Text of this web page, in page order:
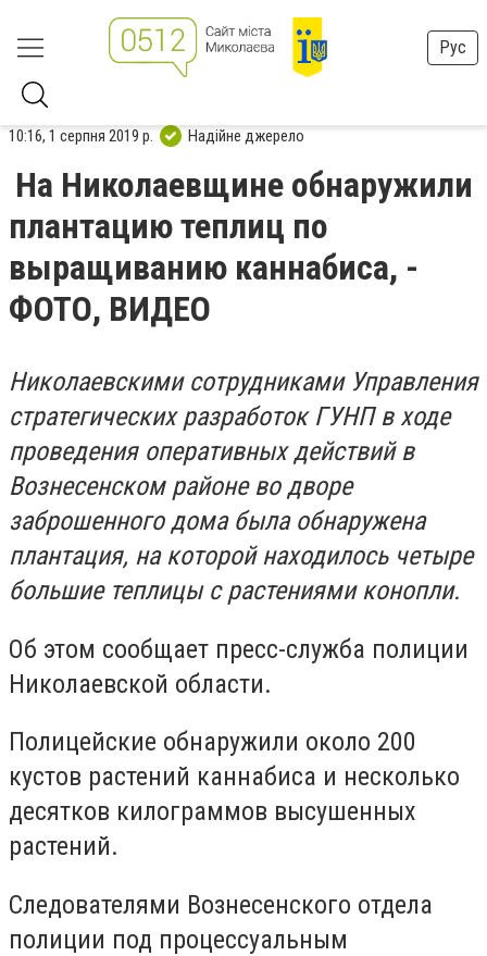
Рус
10:16, 1 серпня 2019 р. Надійне джерело
На Николаевщине обнаружили
плантацию теплиц по
выращиванию каннабиса, -
ФОТО, ВИДЕО
Николаевскими сотрудниками Управления
стратегических разработок ГУНП в ходе
проведения оперативных действий в
Вознесенском районе во дворе
заброшенного дома была обнаружена
плантация, на которой находилось четыре
большие теплицы с растениями конопли.
Об этом сообщает пресс-служба полиции
Николаевской области.
Полицейские обнаружили около 200
кустов растений каннабиса и несколько
десятков килограммов высушенных
растений.
Следователями Вознесенского отдела
полиции под процессуальным